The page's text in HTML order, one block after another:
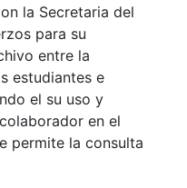
la Secretaria del
para su
entre la
estudiantes e
el su uso y
en el
permite la consulta